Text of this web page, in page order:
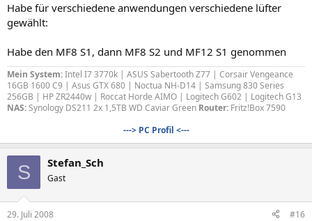
Habe für verschiedene anwendungen verschiedene lüfter
gewählt:
Habe den MF8 S1, dann MF8 S2 und MF12 S1 genommen
Mein System:Intel I7 3770k | ASUS Sabertooth Z77 | Corsair Vengeance
16GB 1600 C9 | Asus GTX 680 | Noctua NH-D14 | Samsung 830 Series
256GB | HP ZR2440w | Roccat Horde AIMO | Logitech G602 | Logitech G13
NAS:Synology DS211 2x 1,5TB WD Caviar Green Router: Fritz!Box 7590
---> PC Profil <---
S Stefan_Sch
Gast
29. Juli 2008 #16